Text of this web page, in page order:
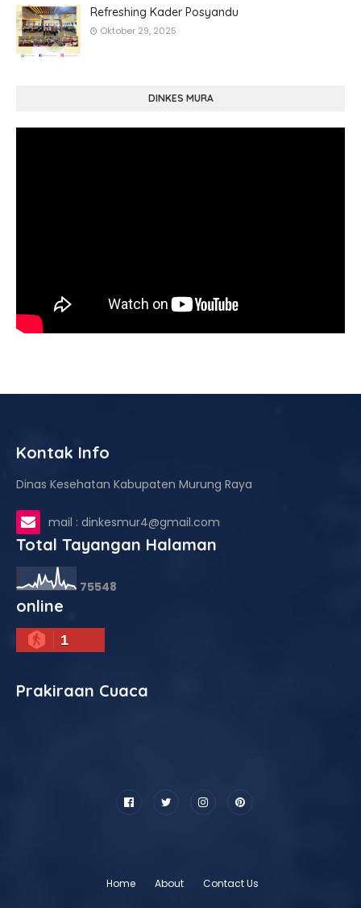
Refreshing Kader Posyandu
Oktober 29, 2025
DINKES MURA
Kontak Info
Dinas Kesehatan Kabupaten Murung Raya
mail : dinkesmur4@gmail.com
Total Tayangan Halaman
75548
online
1
Prakiraan Cuaca
Home About Contact Us